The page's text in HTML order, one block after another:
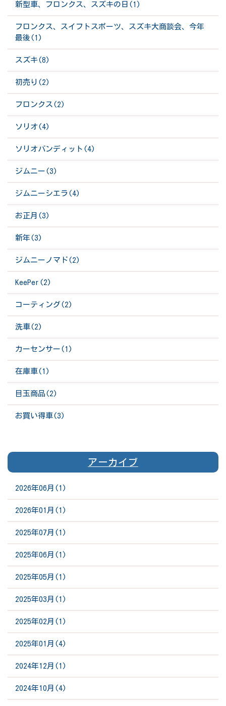
新型車、フロンクス、スズキの日(1)
フロンクス、スイフトスポーツ、スズキ大商談会、今年
最後(1)
スズキ(8)
初売り(2)
フロンクス(2)
ソリオ(4)
ソリオバンディット(4)
ジムニー(3)
ジムニーシエラ(4)
お正月(3)
新年(3)
ジムニーノマド(2)
KeePer(2)
コーティング(2)
洗車(2)
カーセンサー(1)
在庫車(1)
目玉商品(2)
お買い得車(3)
アーカイブ
2026年06月(1)
2026年01月(1)
2025年07月(1)
2025年06月(1)
2025年05月(1)
2025年03月(1)
2025年02月(1)
2025年01月(4)
2024年12月(1)
2024年10月(4)